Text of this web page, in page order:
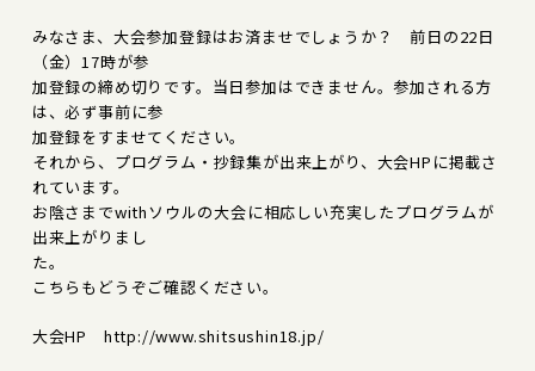
みなさま、大会参加登録はお済ませでしょうか？ 前日の22日
（金）17時が参
加登録の締め切りです。当日参加はできません。参加される方
は、必ず事前に参
加登録をすませてください。
それから、プログラム・抄録集が出来上がり、大会HPに掲載さ
れています。
お陰さまでwithソウルの大会に相応しい充実したプログラムが
出来上がりまし
た。
こちらもどうぞご確認ください。
大会HP http://www.shitsushin18.jp/